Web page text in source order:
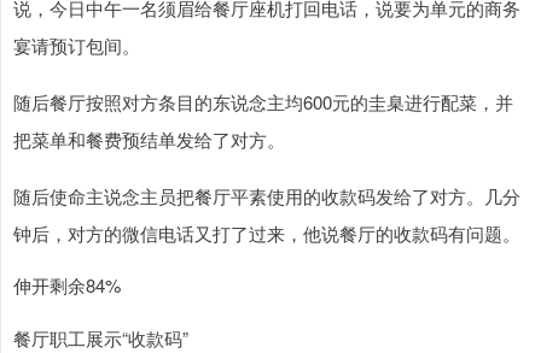
说，今日中午一名须眉给餐厅座机打回电话，说要为单元的商务
宴请预订包间。
随后餐厅按照对方条目的东说念主均600元的圭臬进行配菜，并
把菜单和餐费预结单发给了对方。
随后使命主说念主员把餐厅平素使用的收款码发给了对方。几分
钟后，对方的微信电话又打了过来，他说餐厅的收款码有问题。
伸开剩余84%
餐厅职工展示“收款码”